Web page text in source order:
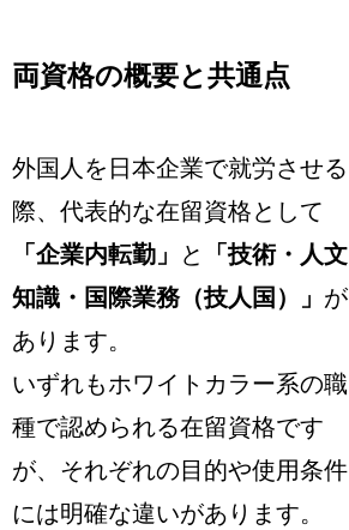
両資格の概要と共通点
外国人を日本企業で就労させる
際、代表的な在留資格として
「企業内転勤」
と
「技術・人文
知識・国際業務（技人国）」 が
あります。
いずれもホワイトカラー系の職
種で認められる在留資格です
が、それぞれの目的や使用条件
には明確な違いがあります。